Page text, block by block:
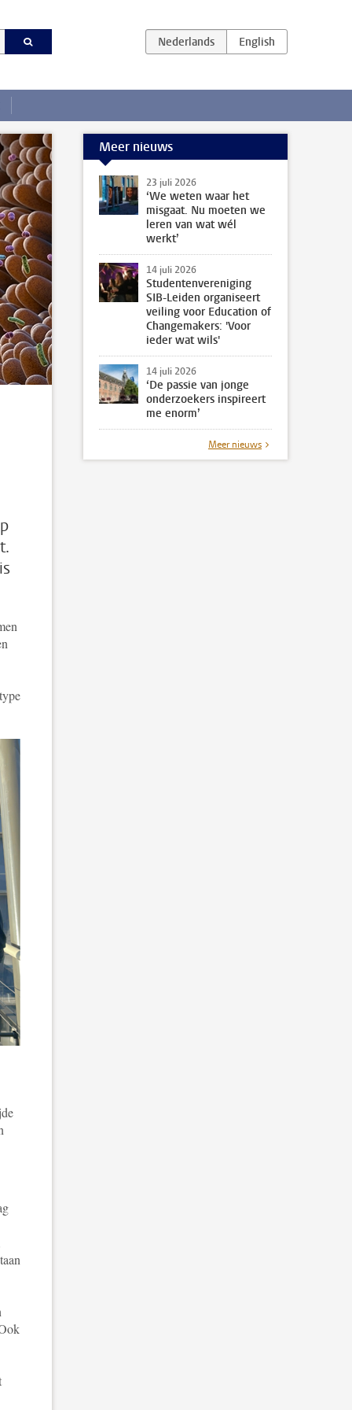
Meer nieuws
23 juli 2026
‘We weten waar het
misgaat. Nu moeten we
leren van wat wél
werkt’
14 juli 2026
Studentenvereniging
SIB-Leiden organiseert
veiling voor Education of
Changemakers: 'Voor
ieder wat wils'
14 juli 2026
‘De passie van jonge
onderzoekers inspireert
me enorm’
Meer nieuws